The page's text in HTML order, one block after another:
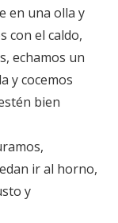
en una olla y
con el caldo,
echamos un
y cocemos
bien
ir al horno,
y